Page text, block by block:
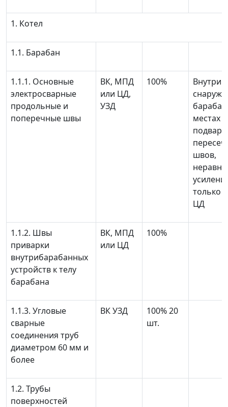
1. Котел
1.1. Барабан
1.1.1. Основные
электросварные
продольные и
поперечные швы
ВК, МПД
или ЦД,
УЗД
100%
Внутри и
снаружи
местах
швов,
только
ЦД
1.1.2. Швы
приварки
внутрибарабанных
устройств к телу
барабана
ВК, МПД
или ЦД
100%
1.1.3. Угловые
сварные
соединения труб
диаметром 60 мм и
более
ВК УЗД
100% 20
шт.
1.2. Трубы
поверхностей